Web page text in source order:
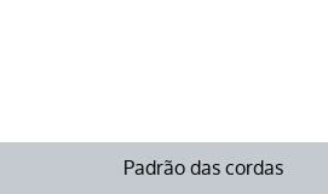
Padrão das cordas